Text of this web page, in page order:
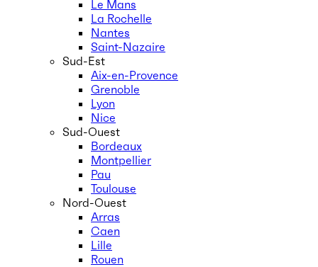
Le Mans
La Rochelle
Nantes
Saint-Nazaire
Sud-Est
Aix-en-Provence
Grenoble
Lyon
Nice
Sud-Ouest
Bordeaux
Montpellier
Pau
Toulouse
Nord-Ouest
Arras
Caen
Lille
Rouen